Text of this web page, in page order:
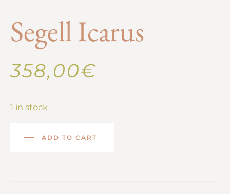
Segell Icarus
358,00€
1 in stock
ADD TO CART